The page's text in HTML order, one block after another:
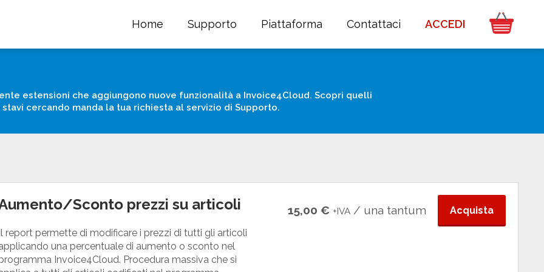
Home Supporto Piattaforma Contattaci ACCEDI
estensioni che aggiungono nuove funzionalità a Invoice4Cloud. Scopri quelli
cercando manda la tua richiesta al servizio di Supporto.
15,00 € +IVA / una tantum Acquista
Sconto prezzi su articoli
report permette di modificare i prezzi di tutti gli articoli
una percentuale di aumento o sconto nel
Invoice4Cloud. Procedura massiva che si